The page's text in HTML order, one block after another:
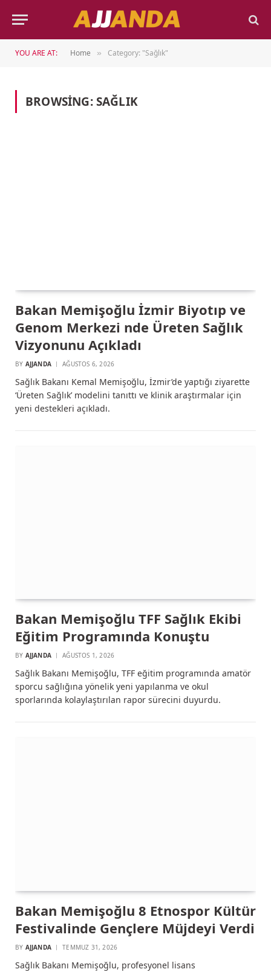
YOU ARE AT: Home » Category: "Sağlık"
BROWSING:SAĞLIK
Bakan Memişoğlu İzmir Biyotıp ve
Genom Merkezi nde Üreten Sağlık
Vizyonunu Açıkladı
BY AJJANDA AĞUSTOS 6, 2026
Sağlık Bakanı Kemal Memişoğlu, İzmir’de yaptığı ziyarette
‘Üreten Sağlık’ modelini tanıttı ve klinik araştırmalar için
yeni destekleri açıkladı.
Bakan Memişoğlu TFF Sağlık Ekibi
Eğitim Programında Konuştu
BY AJJANDA AĞUSTOS 1, 2026
Sağlık Bakanı Memişoğlu, TFF eğitim programında amatör
sporcu sağlığına yönelik yeni yapılanma ve okul
sporlarında kolaylaştırılan rapor sürecini duyurdu.
Bakan Memişoğlu 8 Etnospor Kültür
Festivalinde Gençlere Müjdeyi Verdi
BY AJJANDA TEMMUZ 31, 2026
Sağlık Bakanı Memişoğlu, profesyonel lisans